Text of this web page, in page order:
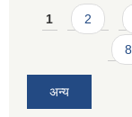
Pages
1 2
8
अन्य